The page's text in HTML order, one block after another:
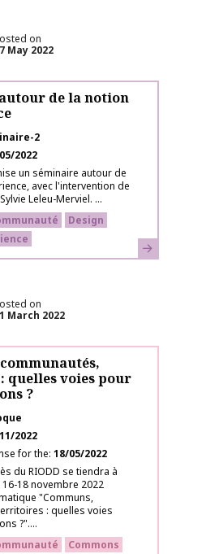
on
May 2022
de la notion
2
2022
un séminaire autour de
avec l'intervention de
Leleu-Merviel. ...
Design
Learn more
on
March 2022
voies pour
?
2022
for the 18/05/2022
du RIODD se tiendra à
18 novembre 2022
"Communs,
: quelles voies
?"....
Commons